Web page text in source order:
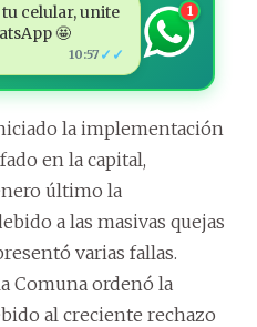
celular, unite
🤩
10:57 ✓✓
1
la implementación
en la capital,
último la
a las masivas quejas
varias fallas.
Comuna ordenó la
al creciente rechazo